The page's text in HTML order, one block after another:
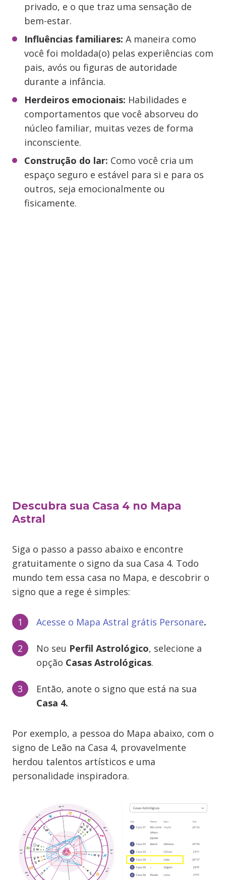
privado, e o que traz uma sensação de
bem-estar.
Influências familiares: A maneira como
você foi moldada(o) pelas experiências com
pais, avós ou figuras de autoridade
durante a infância.
Herdeiros emocionais: Habilidades e
comportamentos que você absorveu do
núcleo familiar, muitas vezes de forma
inconsciente.
Construção do lar: Como você cria um
espaço seguro e estável para si e para os
outros, seja emocionalmente ou
fisicamente.
Descubra sua Casa 4 no Mapa
Astral
Siga o passo a passo abaixo e encontre
gratuitamente o signo da sua Casa 4. Todo
mundo tem essa casa no Mapa, e descobrir o
signo que a rege é simples:
Acesse o Mapa Astral grátis Personare.
No seu Perfil Astrológico, selecione a
opção Casas Astrológicas.
Então, anote o signo que está na sua
Casa 4.
Por exemplo, a pessoa do Mapa abaixo, com o
signo de Leão na Casa 4, provavelmente
herdou talentos artísticos e uma
personalidade inspiradora.